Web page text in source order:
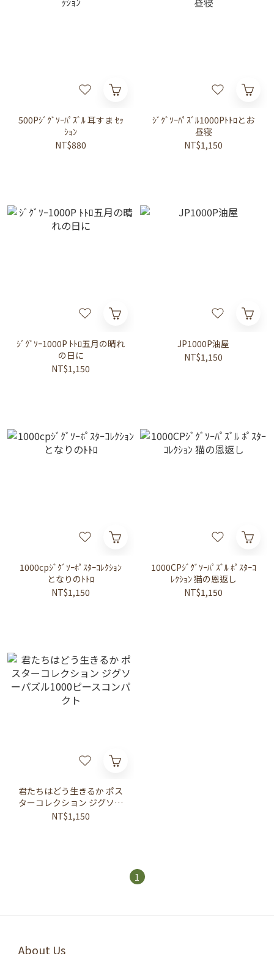
500Pｼﾞｸﾞｿｰﾊﾟｽﾞﾙ 耳すま ｾｯ
ｼｮﾝ
NT$880
ｼﾞｸﾞｿｰﾊﾟｽﾞﾙ1000Pﾄﾄﾛとお
昼寝
NT$1,150
ｼﾞｸﾞｿｰ1000P ﾄﾄﾛ五月の晴れ
の日に
NT$1,150
JP1000P油屋
NT$1,150
1000cpｼﾞｸﾞｿｰﾎﾟｽﾀｰｺﾚｸｼｮﾝ
となりのﾄﾄﾛ
NT$1,150
1000CPｼﾞｸﾞｿｰﾊﾟｽﾞﾙ ﾎﾟｽﾀｰｺ
ﾚｸｼｮﾝ 猫の恩返し
NT$1,150
君たちはどう生きるか ポス
ターコレクション ジグソー
パズル1000ピースコンパク
NT$1,150
1
About Us